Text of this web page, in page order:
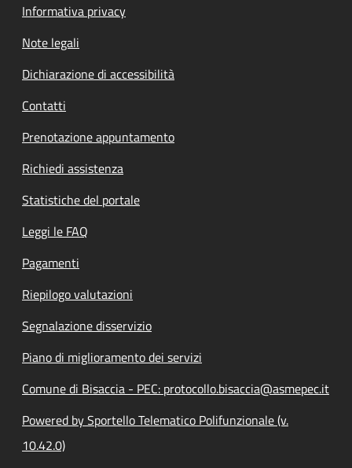
Informativa privacy
Note legali
Dichiarazione di accessibilità
Contatti
Prenotazione appuntamento
Richiedi assistenza
Statistiche del portale
Leggi le FAQ
Pagamenti
Riepilogo valutazioni
Segnalazione disservizio
Piano di miglioramento dei servizi
Comune di Bisaccia - PEC: protocollo.bisaccia@asmepec.it
Powered by Sportello Telematico Polifunzionale (v.
10.42.0)